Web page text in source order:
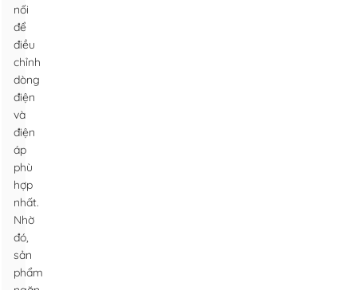
nối
để
điều
chỉnh
dòng
điện
và
điện
áp
phù
hợp
nhất.
Nhờ
đó,
sản
phẩm